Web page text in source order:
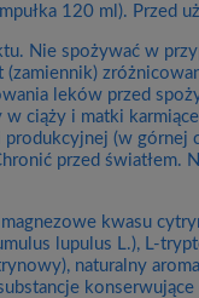
120 ml). Przed
Nie spożywać w
leków przed
ciąży i matki
(w górnej
przed światłem.
kwasu
lupulus L.), L-
naturalny